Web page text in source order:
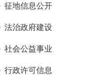
征地信息公开
法治政府建设
社会公益事业
行政许可信息